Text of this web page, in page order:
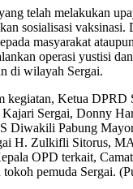
telah melakukan
sosialisasi vaksinasi.
masyarakat
operasi yustisi
di wilayah Sergai.
kegiatan, Ketua DPRD
Kajari Sergai, Donny
Diwakili Pabung
H. Zulkifli Sitorus,
OPD terkait,
pemuda Sergai.